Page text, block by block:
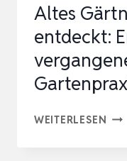
Altes
entdeckt:
WEITERLESEN